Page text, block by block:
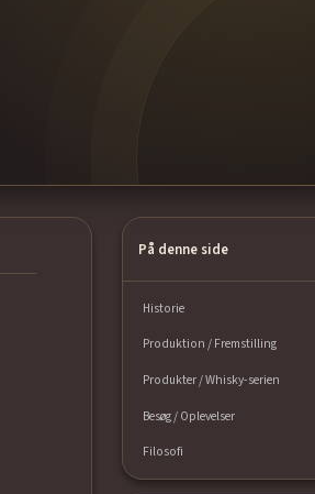
På denne side
Historie
Produktion / Fremstilling
Produkter / Whisky-serien
Besøg / Oplevelser
Filosofi